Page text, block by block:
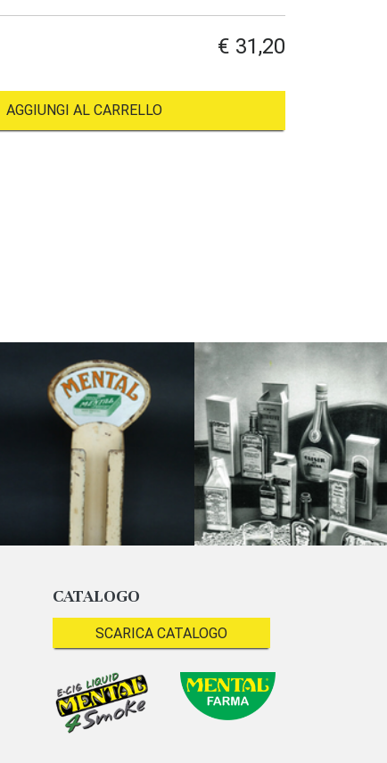
€ 31,20
AGGIUNGI AL CARRELLO
CATALOGO
SCARICA CATALOGO